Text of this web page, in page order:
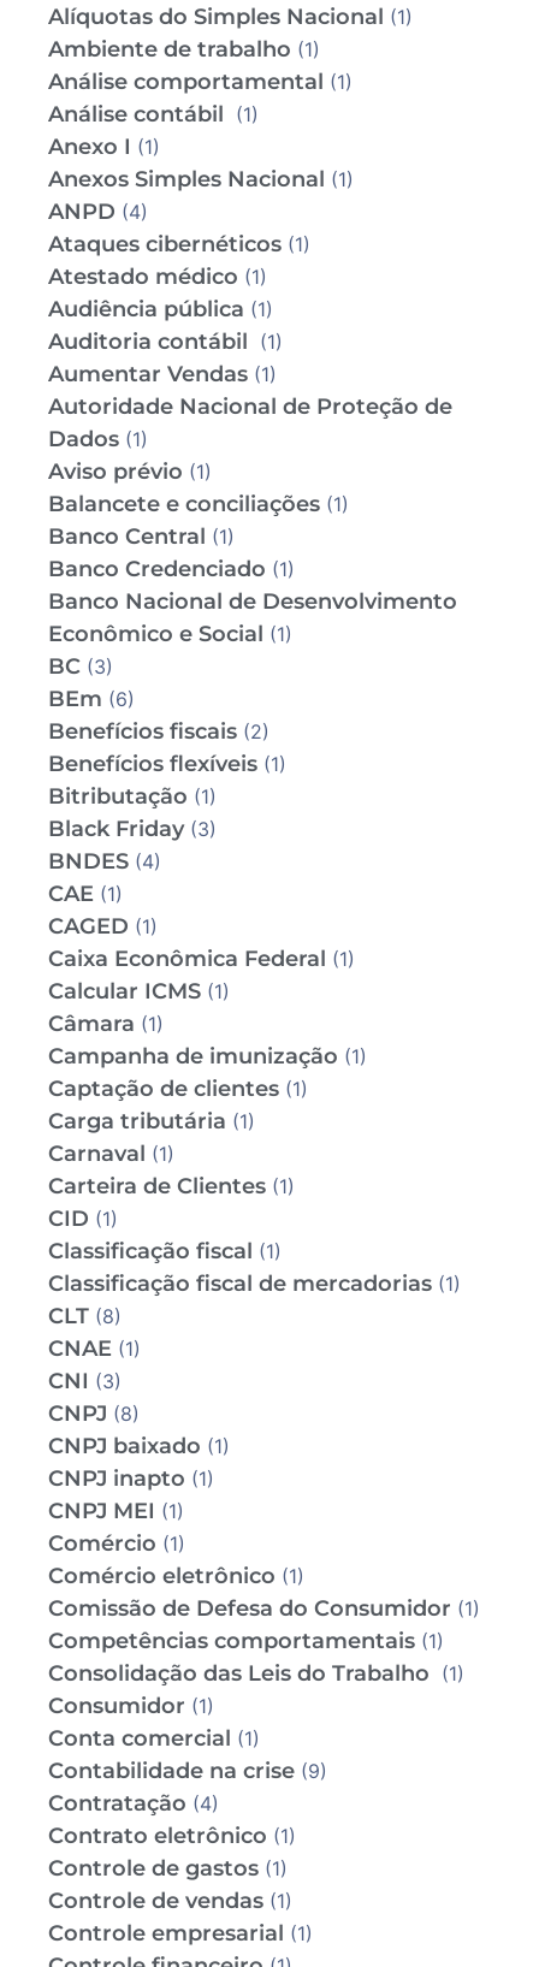
Alíquotas do Simples Nacional (1)
Ambiente de trabalho (1)
Análise comportamental (1)
Análise contábil (1)
Anexo I (1)
Anexos Simples Nacional (1)
ANPD (4)
Ataques cibernéticos (1)
Atestado médico (1)
Audiência pública (1)
Auditoria contábil (1)
Aumentar Vendas (1)
Autoridade Nacional de Proteção de
Dados (1)
Aviso prévio (1)
Balancete e conciliações (1)
Banco Central (1)
Banco Credenciado (1)
Banco Nacional de Desenvolvimento
Econômico e Social (1)
BC (3)
BEm (6)
Benefícios fiscais (2)
Benefícios flexíveis (1)
Bitributação (1)
Black Friday(3)
BNDES (4)
CAE (1)
CAGED (1)
Caixa Econômica Federal (1)
Calcular ICMS (1)
Câmara (1)
Campanha de imunização (1)
Captação de clientes (1)
Carga tributária (1)
Carnaval (1)
Carteira de Clientes (1)
CID (1)
Classificação fiscal (1)
Classificação fiscal de mercadorias (1)
CLT (8)
CNAE (1)
CNI (3)
CNPJ (8)
CNPJ baixado (1)
CNPJ inapto (1)
CNPJ MEI (1)
Comércio (1)
Comércio eletrônico (1)
Comissão de Defesa do Consumidor (1)
Competências comportamentais (1)
Consolidação das Leis do Trabalho (1)
Consumidor (1)
Conta comercial (1)
Contabilidade na crise (9)
Contratação (4)
Contrato eletrônico (1)
Controle de gastos (1)
Controle de vendas (1)
Controle empresarial (1)